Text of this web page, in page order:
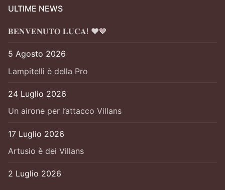
ULTIME NEWS
𝐁𝐄𝐍𝐕𝐄𝐍𝐔𝐓𝐎 𝐋𝐔𝐂𝐀! ❤️💙
5 Agosto 2026
Lampitelli è della Pro
24 Luglio 2026
Un airone per l’attacco Villans
17 Luglio 2026
Artusio è dei Villans
2 Luglio 2026